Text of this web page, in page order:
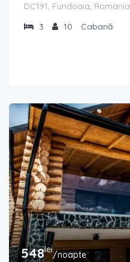
DC191, Fundoaia, Romania
3
10 Cabană
548lei/noapte